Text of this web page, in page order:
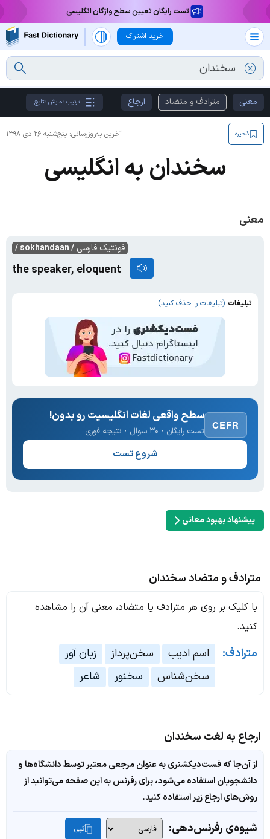
تست رایگان تعیین سطح واژگان انگلیسی
خرید اشتراک
معنی مترادف و متضاد ارجاع ترتیب نمایش نتایج
آخرین به‌روزرسانی: پنج‌شنبه ۲۶ دی ۱۳۹۸ ذخیره
سخندان به انگلیسی
معنی
فونتیک فارسی / sokhandaan /
the speaker, eloquent
تبلیغات (تبلیغات را حذف کنید)
CEFR
سطح واقعی لغات انگلیسیت رو بدون!
تست رایگان · ۳۰ سوال · نتیجه فوری
شروع تست
پیشنهاد بهبود معانی
مترادف و متضاد سخندان
با کلیک بر روی هر مترادف یا متضاد، معنی آن را مشاهده
کنید.
مترادف: اسم ادیب سخن‌پرداز
زبان آور
سخن‌شناس
سخنور شاعر
ارجاع به لغت سخندان
از آن‌جا که فست‌دیکشنری به عنوان مرجعی معتبر توسط دانشگاه‌ها و
دانشجویان استفاده می‌شود، برای رفرنس به این صفحه می‌توانید از
روش‌های ارجاع زیر استفاده کنید.
شیوه‌ی رفرنس‌دهی: کپی